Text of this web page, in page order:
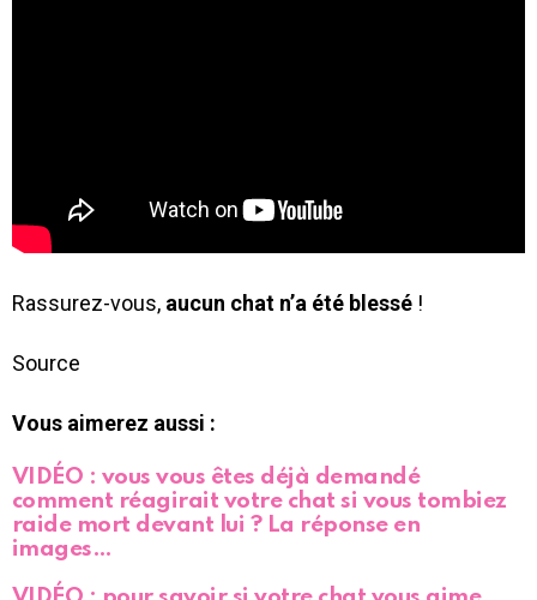
Rassurez-vous, aucun chat n’a été blessé !
Source
Vous aimerez aussi :
VIDÉO : vous vous êtes déjà demandé
comment réagirait votre chat si vous tombiez
raide mort devant lui ? La réponse en
images…